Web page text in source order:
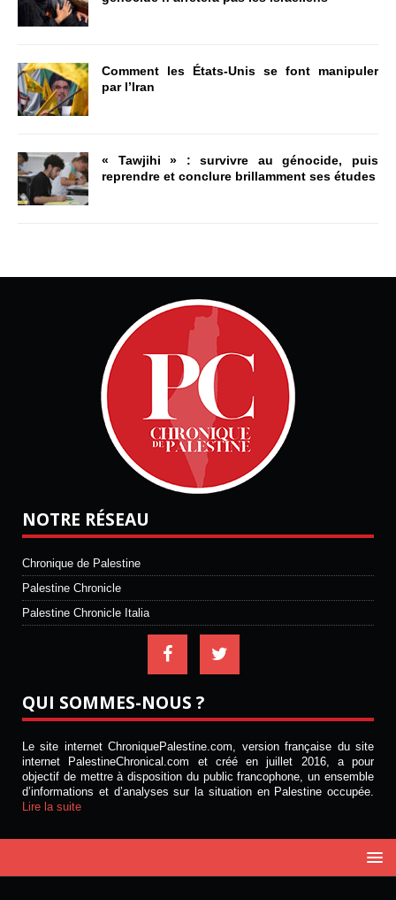
Comment les États-Unis se font manipuler
par l’Iran
« Tawjihi » : survivre au génocide, puis
reprendre et conclure brillamment ses études
NOTRE RÉSEAU
Chronique de Palestine
Palestine Chronicle
Palestine Chronicle Italia
QUI SOMMES-NOUS ?
Le site internet ChroniquePalestine.com, version française du site
internet PalestineChronical.com et créé en juillet 2016, a pour
objectif de mettre à disposition du public francophone, un ensemble
d’informations et d’analyses sur la situation en Palestine occupée.
Lire la suite